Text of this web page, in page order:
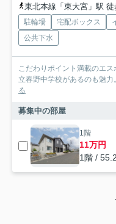
東北本線「東大宮」駅 徒
駐輪場 宅配ボックス
公共下水
こだわりポイント満載のエ
立春野中学校があるのも魅
る
募集中の部屋
1階
11万円
1階 /